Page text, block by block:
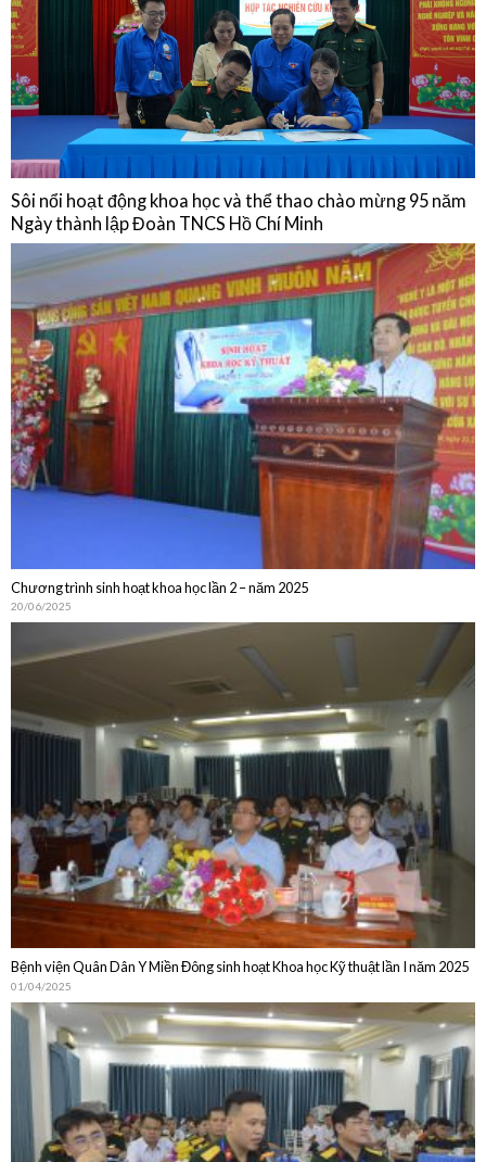
Sôi nổi hoạt động khoa học và thể thao chào mừng 95 năm
Ngày thành lập Đoàn TNCS Hồ Chí Minh
Chương trình sinh hoạt khoa học lần 2 – năm 2025
20/06/2025
Bệnh viện Quân Dân Y Miền Đông sinh hoạt Khoa học Kỹ thuật lần I năm 2025
01/04/2025